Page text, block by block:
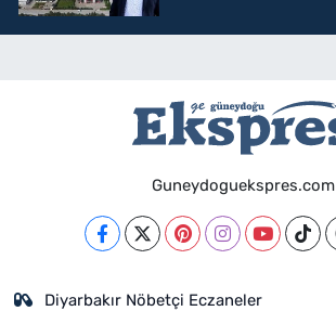
Guneydoguekspres.com
Diyarbakır Nöbetçi Eczaneler